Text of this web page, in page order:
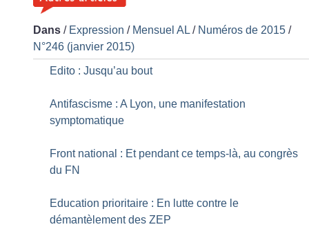
Dans / Expression / Mensuel AL / Numéros de 2015 /
N°246 (janvier 2015)
Edito : Jusqu’au bout
Antifascisme : A Lyon, une manifestation
symptomatique
Front national : Et pendant ce temps-là, au congrès
du FN
Education prioritaire : En lutte contre le
démantèlement des ZEP